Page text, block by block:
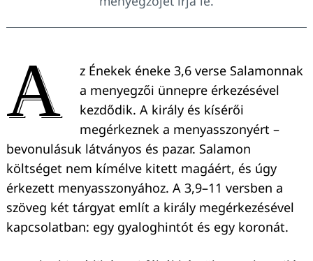
A
z Énekek éneke 3,6 verse Salamonnak
a menyegzői ünnepre érkezésével
kezdődik. A király és kísérői
megérkeznek a menyasszonyért –
bevonulásuk látványos és pazar. Salamon
költséget nem kímélve kitett magáért, és úgy
érkezett menyasszonyához. A 3,9–11 versben a
szöveg két tárgyat említ a király megérkezésével
kapcsolatban: egy gyaloghintót és egy koronát.